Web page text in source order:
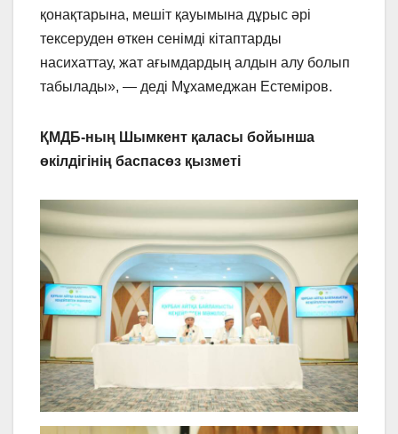
қонақтарына, мешіт қауымына дұрыс әрі
тексеруден өткен сенімді кітаптарды
насихаттау, жат ағымдардың алдын алу болып
табылады», — деді Мұхамеджан Естеміров.
ҚМДБ-ның Шымкент қаласы бойынша
өкілдігінің баспасөз қызметі